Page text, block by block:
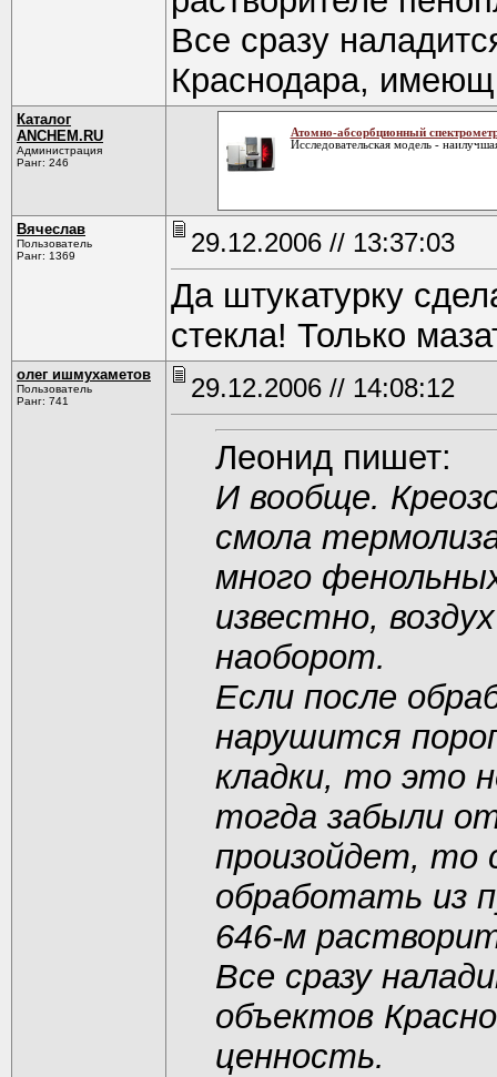
Все сразу
Краснодара,
Каталог
ANCHEM.RU
Администрация
Ранг: 246
Атомно-абсорбционный
Исследовательская модель -
Вячеслав
Пользователь
Ранг: 1369
29.12.2006 // 13:37:03
Да штукатурку
стекла! Только
олег ишмухаметов
Пользователь
Ранг: 741
29.12.2006 // 14:08:12
Леонид пишет:
И вообще.
смола
много
известно,
наоборот.
Если после
нарушится
кладки, то это
тогда забыли
произойдет, то
обработать из
646-м
Все сразу
объектов
ценность.